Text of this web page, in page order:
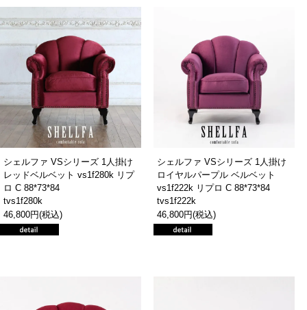
シェルファ VSシリーズ 1人掛け
レッドベルベット vs1f280k リプ
ロ C 88*73*84
tvs1f280k
46,800円(税込)
シェルファ VSシリーズ 1人掛け
ロイヤルパープル ベルベット
vs1f222k リプロ C 88*73*84
tvs1f222k
46,800円(税込)